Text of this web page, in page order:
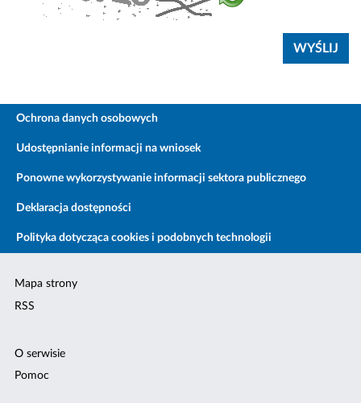
Ochrona danych osobowych
Udostępnianie informacji na wniosek
Ponowne wykorzystywanie informacji sektora publicznego
Deklaracja dostępności
Polityka dotycząca cookies i podobnych technologii
Mapa strony
RSS
O serwisie
Pomoc